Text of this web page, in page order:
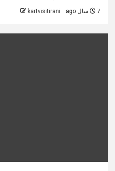
7 سال ago kartvisitirani